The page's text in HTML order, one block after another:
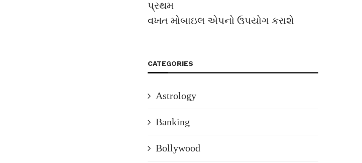
પ્રથમ
વખત મોબાઇલ એપનો ઉપયોગ કરાશે
CATEGORIES
Astrology
Banking
Bollywood